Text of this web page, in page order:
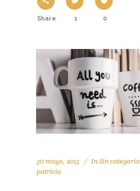
Share 1 0
30 mayo, 2015 InSin categoría
patricia